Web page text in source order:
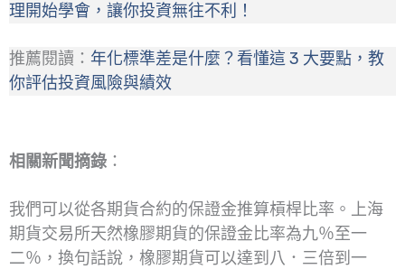
理開始學會，讓你投資無往不利！
推薦閱讀： 年化標準差是什麼？看懂這 3 大要點，教
你評估投資風險與績效
相關新聞摘錄 ：
我們可以從各期貨合約的保證金推算槓桿比率。上海
期貨交易所天然橡膠期貨的保證金比率為九％至一
二％，換句話說，橡膠期貨可以達到八．三倍到一